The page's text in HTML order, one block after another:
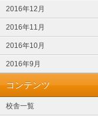
2016年12月
2016年11月
2016年10月
2016年9月
コンテンツ
校舎一覧